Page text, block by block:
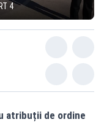
4
atribuții de ordine